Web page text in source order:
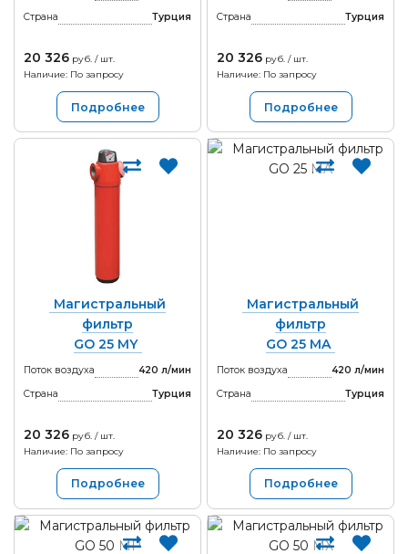
Страна
Турция
20 326 руб. / шт.
Наличие: По запросу
Подробнее
Страна
Турция
20 326 руб. / шт.
Наличие: По запросу
Подробнее
Магистральный
фильтр
GO 25 MY
Поток воздуха
420 л/мин
Страна
Турция
20 326 руб. / шт.
Наличие: По запросу
Подробнее
Магистральный
фильтр
GO 25 MA
Поток воздуха
420 л/мин
Страна
Турция
20 326 руб. / шт.
Наличие: По запросу
Подробнее